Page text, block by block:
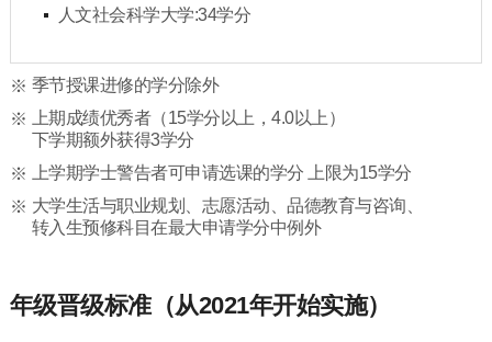
人文社会科学大学:34学分
季节授课进修的学分除外
上期成绩优秀者（15学分以上，4.0以上）
下学期额外获得3学分
上学期学士警告者可申请选课的学分 上限为15学分
大学生活与职业规划、志愿活动、品德教育与咨询、
转入生预修科目在最大申请学分中例外
年级晋级标准（从2021年开始实施）